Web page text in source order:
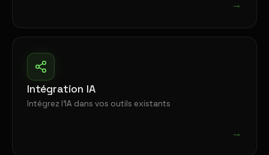
→
Intégration IA
Intégrez l'IA dans vos outils existants
→